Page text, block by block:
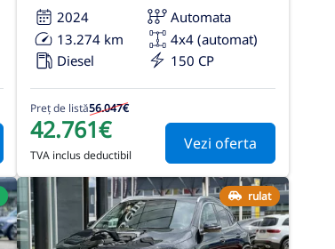
2024
Automata
13.274 km
4x4 (automat)
Diesel
150 CP
Preț de listă56.047€
42.761€
TVA inclus deductibil
Vezi oferta
rulat